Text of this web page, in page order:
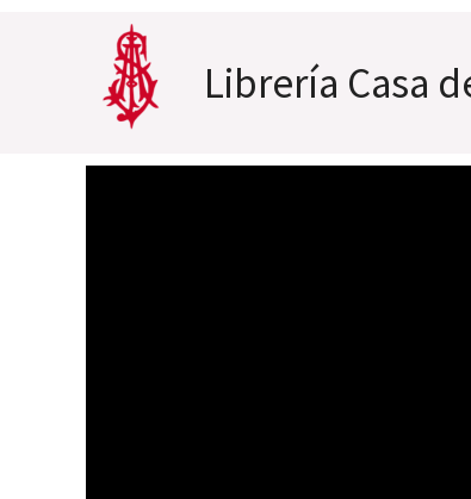
Librería Casa